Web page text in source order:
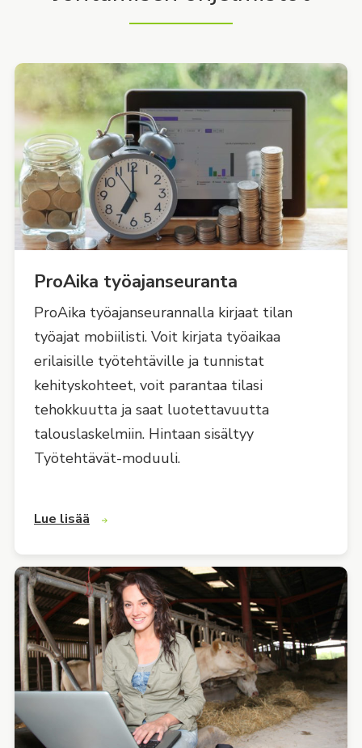
ProAika työajanseuranta
ProAika työajanseurannalla kirjaat tilan
työajat mobiilisti. Voit kirjata työaikaa
erilaisille työtehtäville ja tun­nistat
kehityskohteet, voit parantaa tilasi
tehokkuutta ja saat luotettavuutta
talouslaskelmiin. Hintaan sisältyy
Työtehtävät-moduuli.
Lue lisää